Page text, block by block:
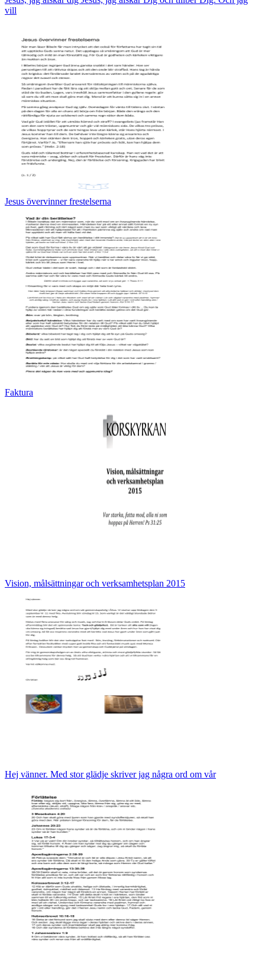
vill
Jesus övervinner frestelserna
Faktura
Vision, målsättningar och verksamhetsplan 2015
Hej vänner. Med stor glädje skriver jag några ord om vår